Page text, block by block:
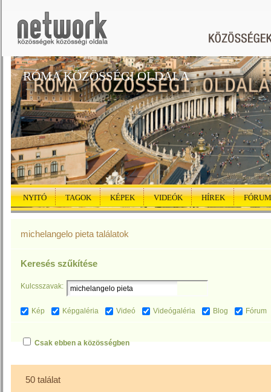
RÓMA KÖZÖSSÉGI OLDALA
NYITÓ TAGOK KÉPEK VIDEÓK HÍREK FÓRUM
michelangelo pieta találatok
Keresés szűkítése
Kulcsszavak:
Kép Képgaléria Videó Videógaléria Blog Fórum
Csak ebben a közösségben
50 találat